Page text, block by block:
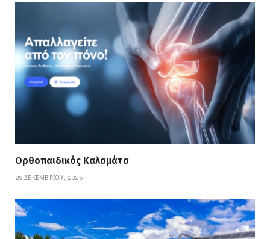
Ορθοπαιδικός Καλαμάτα
29 ΔΕΚΕΜΒΡΊΟΥ, 2025